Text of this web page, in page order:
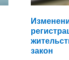
закон